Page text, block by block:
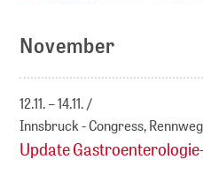
November
12.11. – 14.11.
Innsbruck - Congress,
Update